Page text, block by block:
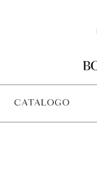
CATALOGO